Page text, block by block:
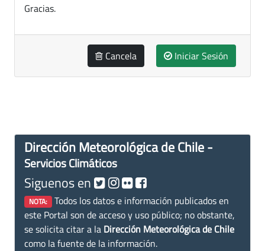
Gracias.
Cancela Iniciar Sesión
Dirección Meteorológica de Chile -
Servicios Climáticos
Siguenos en
NOTA: Todos los datos e información publicados en
este Portal son de acceso y uso público; no obstante,
se solicita citar a la Dirección Meteorológica de Chile
como la fuente de la información.